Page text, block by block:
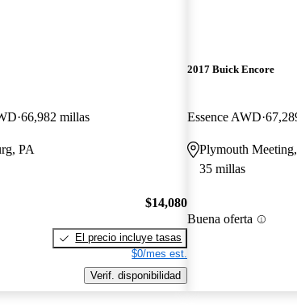
66,982 millas
PA
$14,080
El precio incluye tasas
$0/mes est.
Verif. disponibilidad
2017 Buick Encore
Essence AWD
Plymouth
35 millas
Buena oferta